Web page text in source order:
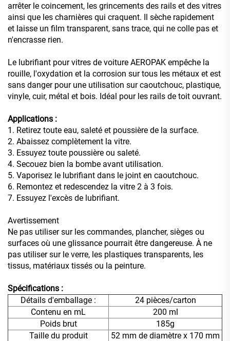
arrêter le coincement, les grincements des rails et des vitres
ainsi que les charnières qui craquent. Il sèche rapidement
et laisse un film transparent, sans trace, qui ne colle pas et
n'encrasse rien.
Le lubrifiant pour vitres de voiture AEROPAK empêche la
rouille, l'oxydation et la corrosion sur tous les métaux et est
sans danger pour une utilisation sur caoutchouc, plastique,
vinyle, cuir, métal et bois. Idéal pour les rails de toit ouvrant.
Applications :
1. Retirez toute eau, saleté et poussière de la surface.
2. Abaissez complètement la vitre.
3. Essuyez toute poussière ou saleté.
4. Secouez bien la bombe avant utilisation.
5. Vaporisez le lubrifiant dans le joint en caoutchouc.
6. Remontez et redescendez la vitre 2 à 3 fois.
7. Essuyez l'excès de lubrifiant.
Avertissement
Ne pas utiliser sur les commandes, plancher, sièges ou
surfaces où une glissance pourrait être dangereuse. À ne
pas utiliser sur le verre, les plastiques transparents, les
tissus, matériaux tissés ou la peinture.
Spécifications :
Détails d'emballage :
24 pièces/carton
Contenu en mL
200 ml
Poids brut
185g
Taille du produit
52 mm de diamètre x 170 mm